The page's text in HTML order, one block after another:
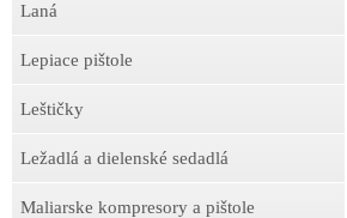
Laná
Lepiace pištole
Leštičky
Ležadlá a dielenské sedadlá
Maliarske kompresory a pištole